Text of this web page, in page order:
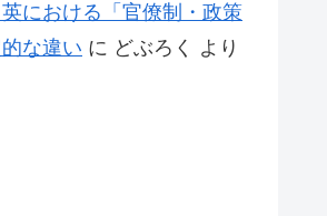
における「官僚制・政策
な違い に どぶろく より